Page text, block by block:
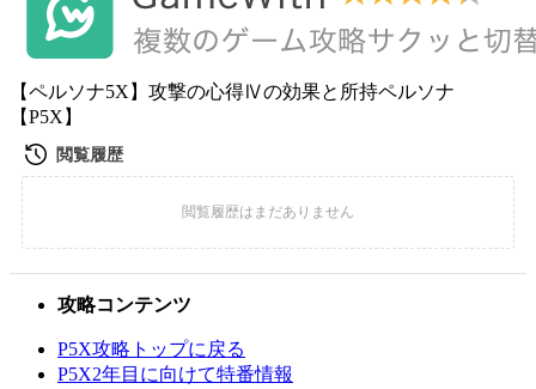
【ペルソナ5X】攻撃の心得Ⅳの効果と所持ペルソナ
【P5X】
攻略コンテンツ
P5X攻略トップに戻る
P5X2年目に向けて特番情報